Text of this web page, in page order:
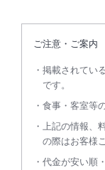
ご注意・ご案内
掲載されてい
です。
食事・客室等
上記の情報、
の際はお客様
代金が安い順